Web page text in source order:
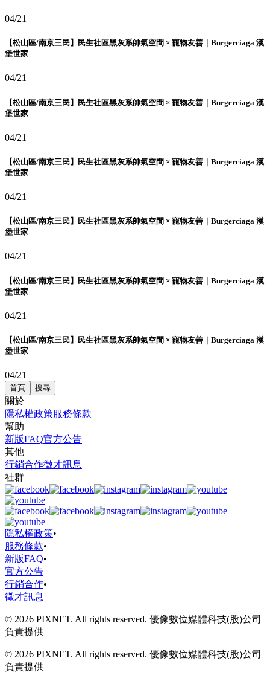
04/21
【松山區/南京三民】民生社區黑灰系帥氣空間 × 寵物友善｜Burgerciaga 漢
堡世家
04/21
【松山區/南京三民】民生社區黑灰系帥氣空間 × 寵物友善｜Burgerciaga 漢
堡世家
04/21
【松山區/南京三民】民生社區黑灰系帥氣空間 × 寵物友善｜Burgerciaga 漢
堡世家
04/21
【松山區/南京三民】民生社區黑灰系帥氣空間 × 寵物友善｜Burgerciaga 漢
堡世家
04/21
【松山區/南京三民】民生社區黑灰系帥氣空間 × 寵物友善｜Burgerciaga 漢
堡世家
04/21
【松山區/南京三民】民生社區黑灰系帥氣空間 × 寵物友善｜Burgerciaga 漢
堡世家
04/21
首頁 搜尋
關於
隱私權政策服務條款
幫助
新版FAQ官方公告
其他
行銷合作徵才訊息
社群
隱私權政策•
服務條款•
新版FAQ•
官方公告
行銷合作•
徵才訊息
© 2026 PIXNET. All rights reserved. 優像數位媒體科技(股)公司
負責提供
© 2026 PIXNET. All rights reserved. 優像數位媒體科技(股)公司
負責提供